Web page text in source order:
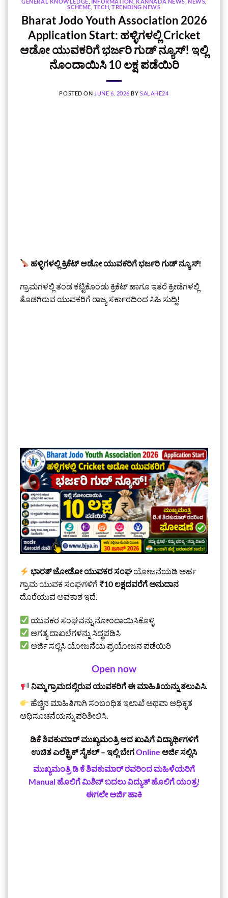
SCHEME TECH ,TRENDING NEWS
Bharat Jodo Youth Association 2026
Application Start: ಹಳ್ಳಿಗಳಲ್ಲಿ Cricket
ಆಡೋ ಯುವಕರಿಗೆ ಭರ್ಜರಿ ಗುಡ್ ನ್ಯೂಸ್! ಇಲ್ಲಿ
ನೊಂದಾಯಿಸಿ 10 ಲಕ್ಷ ಪಡೆಯಿರಿ
POSTED ON JUNE 6, 2026 BYSALAHE24
ಹಳ್ಳಿಗಳಲ್ಲಿ ಕ್ರಿಕೆಟ್ ಆಡೋ ಯುವಕರಿಗೆ ಭರ್ಜರಿ ಗುಡ್ ನ್ಯೂಸ್!
ಗ್ರಾಮಗಳಲ್ಲಿ ತಂಡ ಕಟ್ಟಿಕೊಂಡು ಕ್ರಿಕೆಟ್ ಹಾಗೂ ಇತರೆ ಕ್ರೀಡೆಗಳಲ್ಲಿ
ತೊಡಗಿರುವ ಯುವಕರಿಗೆ ರಾಜ್ಯ ಸರ್ಕಾರದಿಂದ ಸಿಹಿ ಸುದ್ದಿ!
ಭಾರತ್ ಜೋಡೋ ಯುವಕರ ಸಂಘಯೋಜನೆಯಡಿ ಅರ್ಹ
ಗ್ರಾಮ ಯುವಕ ಸಂಘಗಳಿಗೆ ₹10 ಲಕ್ಷದವರೆಗೆ ಅನುದಾನ
ದೊರೆಯುವ ಅವಕಾಶ ಇದೆ.
ಯುವಕರ ಸಂಘವನ್ನು ನೋಂದಾಯಿಸಿಕೊಳ್ಳಿ
ಅಗತ್ಯ ದಾಖಲೆಗಳನ್ನು ಸಿದ್ಧಪಡಿಸಿ
ಅರ್ಜಿ ಸಲ್ಲಿಸಿ ಯೋಜನೆಯ ಪ್ರಯೋಜನ ಪಡೆಯಿರಿ
Open now
ನಿಮ್ಮ ಗ್ರಾಮದಲ್ಲಿರುವ ಯುವಕರಿಗೆ ಈ ಮಾಹಿತಿಯನ್ನು ತಲುಪಿಸಿ.
ಹೆಚ್ಚಿನ ಮಾಹಿತಿಗಾಗಿ ಸಂಬಂಧಿತ ಇಲಾಖೆ ಅಥವಾ ಅಧಿಕೃತ
ಅಧಿಸೂಚನೆಯನ್ನು ಪರಿಶೀಲಿಸಿ.
ಡಿಕೆ ಶಿವಕುಮಾರ್‌ ಮುಖ್ಯಮಂತ್ರಿ ಆದ ಖುಷಿಗೆ ವಿದ್ಯಾರ್ಥಿಗಳಿಗೆ
ಉಚಿತ ಎಲೆಕ್ಟ್ರಿಕ್ ಸೈಕಲ್ – ಇಲ್ಲಿ ಬೇಗOnline ಅರ್ಜಿ ಸಲ್ಲಿಸಿ
ಮುಖ್ಯಮಂತ್ರಿ ಡಿ ಕೆ ಶಿವಕುಮಾರ್‌ ರವರಿಂದ ಮಹಿಳೆಯರಿಗೆ
Manual ಹೊಲಿಗೆ ಮಿಶಿನ್‌ ಬದಲು ವಿದ್ಯುತ್ ಹೊಲಿಗೆ ಯಂತ್ರ!
ಈಗಲೇ ಅರ್ಜಿ ಹಾಕಿ